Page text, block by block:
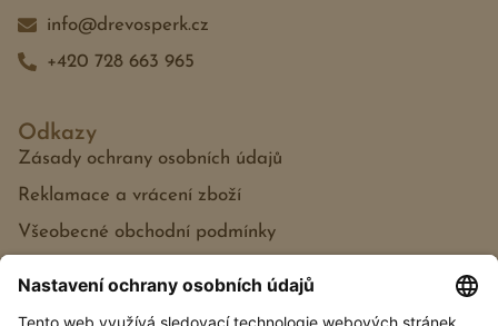
Odkazy
Zásady ochrany osobních údajů
Reklamace a vrácení zboží
Všeobecné obchodní podmínky
info@drevosperk.cz
+420 728 663 965